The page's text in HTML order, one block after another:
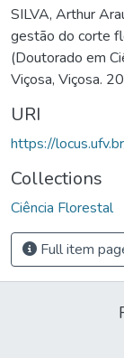
SILVA, Arthur
gestão do corte
(Doutorado em
Viçosa, Viçosa.
URI
https://
Collections
Ciência Florestal
Full item